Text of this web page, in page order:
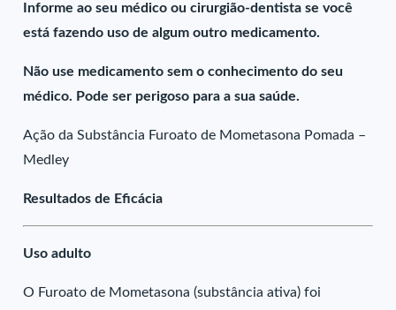
Informe ao seu médico ou cirurgião-dentista se você
está fazendo uso de algum outro medicamento.
Não use medicamento sem o conhecimento do seu
médico. Pode ser perigoso para a sua saúde.
Ação da Substância Furoato de Mometasona Pomada –
Medley
Resultados de Eficácia
Uso adulto
O Furoato de Mometasona (substância ativa) foi